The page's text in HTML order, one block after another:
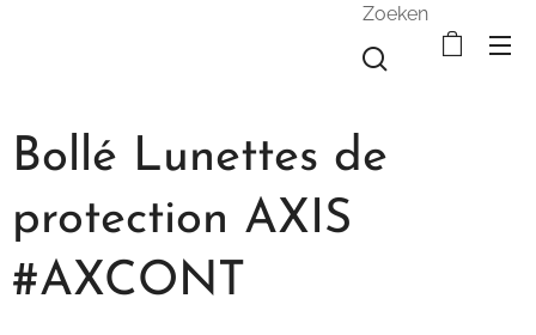
Zoeken
Bollé Lunettes de
protection AXIS
#AXCONT